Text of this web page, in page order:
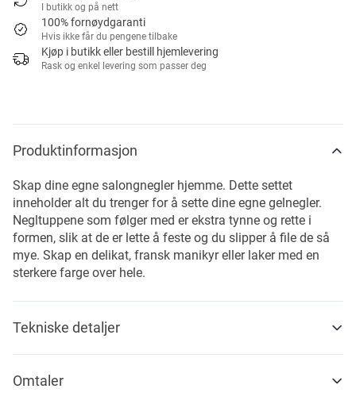
I butikk og på nett
100% fornøydgaranti
Hvis ikke får du pengene tilbake
Kjøp i butikk eller bestill hjemlevering
Rask og enkel levering som passer deg
Produktinformasjon
Skap dine egne salongnegler hjemme. Dette settet
inneholder alt du trenger for å sette dine egne gelnegler.
Negltuppene som følger med er ekstra tynne og rette i
formen, slik at de er lette å feste og du slipper å file de så
mye. Skap en delikat, fransk manikyr eller laker med en
sterkere farge over hele.
Tekniske detaljer
Omtaler